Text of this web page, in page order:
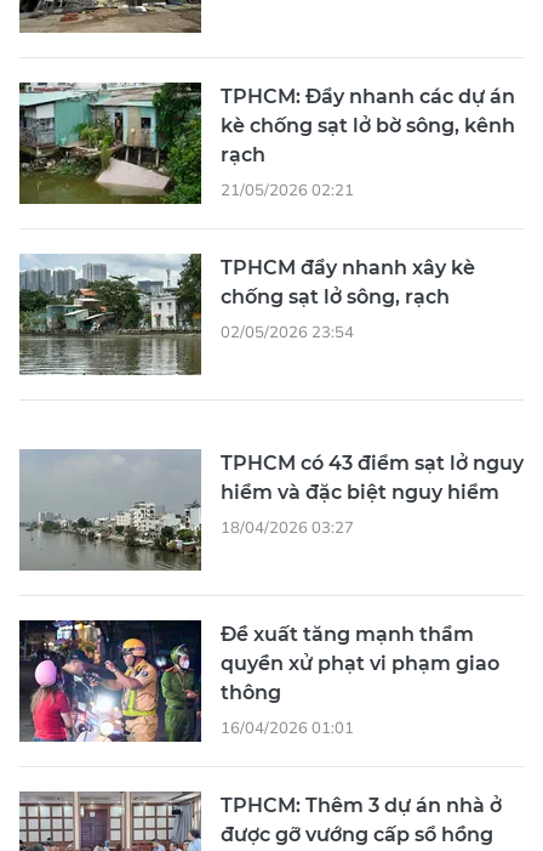
TPHCM: Đẩy nhanh các dự án
kè chống sạt lở bờ sông, kênh
rạch
21/05/2026 02:21
TPHCM đẩy nhanh xây kè
chống sạt lở sông, rạch
02/05/2026 23:54
TPHCM có 43 điểm sạt lở nguy
hiểm và đặc biệt nguy hiểm
18/04/2026 03:27
Đề xuất tăng mạnh thẩm
quyền xử phạt vi phạm giao
thông
16/04/2026 01:01
TPHCM: Thêm 3 dự án nhà ở
được gỡ vướng cấp sổ hồng